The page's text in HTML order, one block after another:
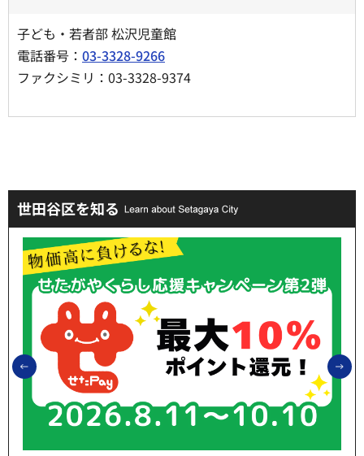
子ども・若者部 松沢児童館
電話番号： 03-3328-9266
ファクシミリ：03-3328-9374
世田谷区を知る
前のスライドを表示